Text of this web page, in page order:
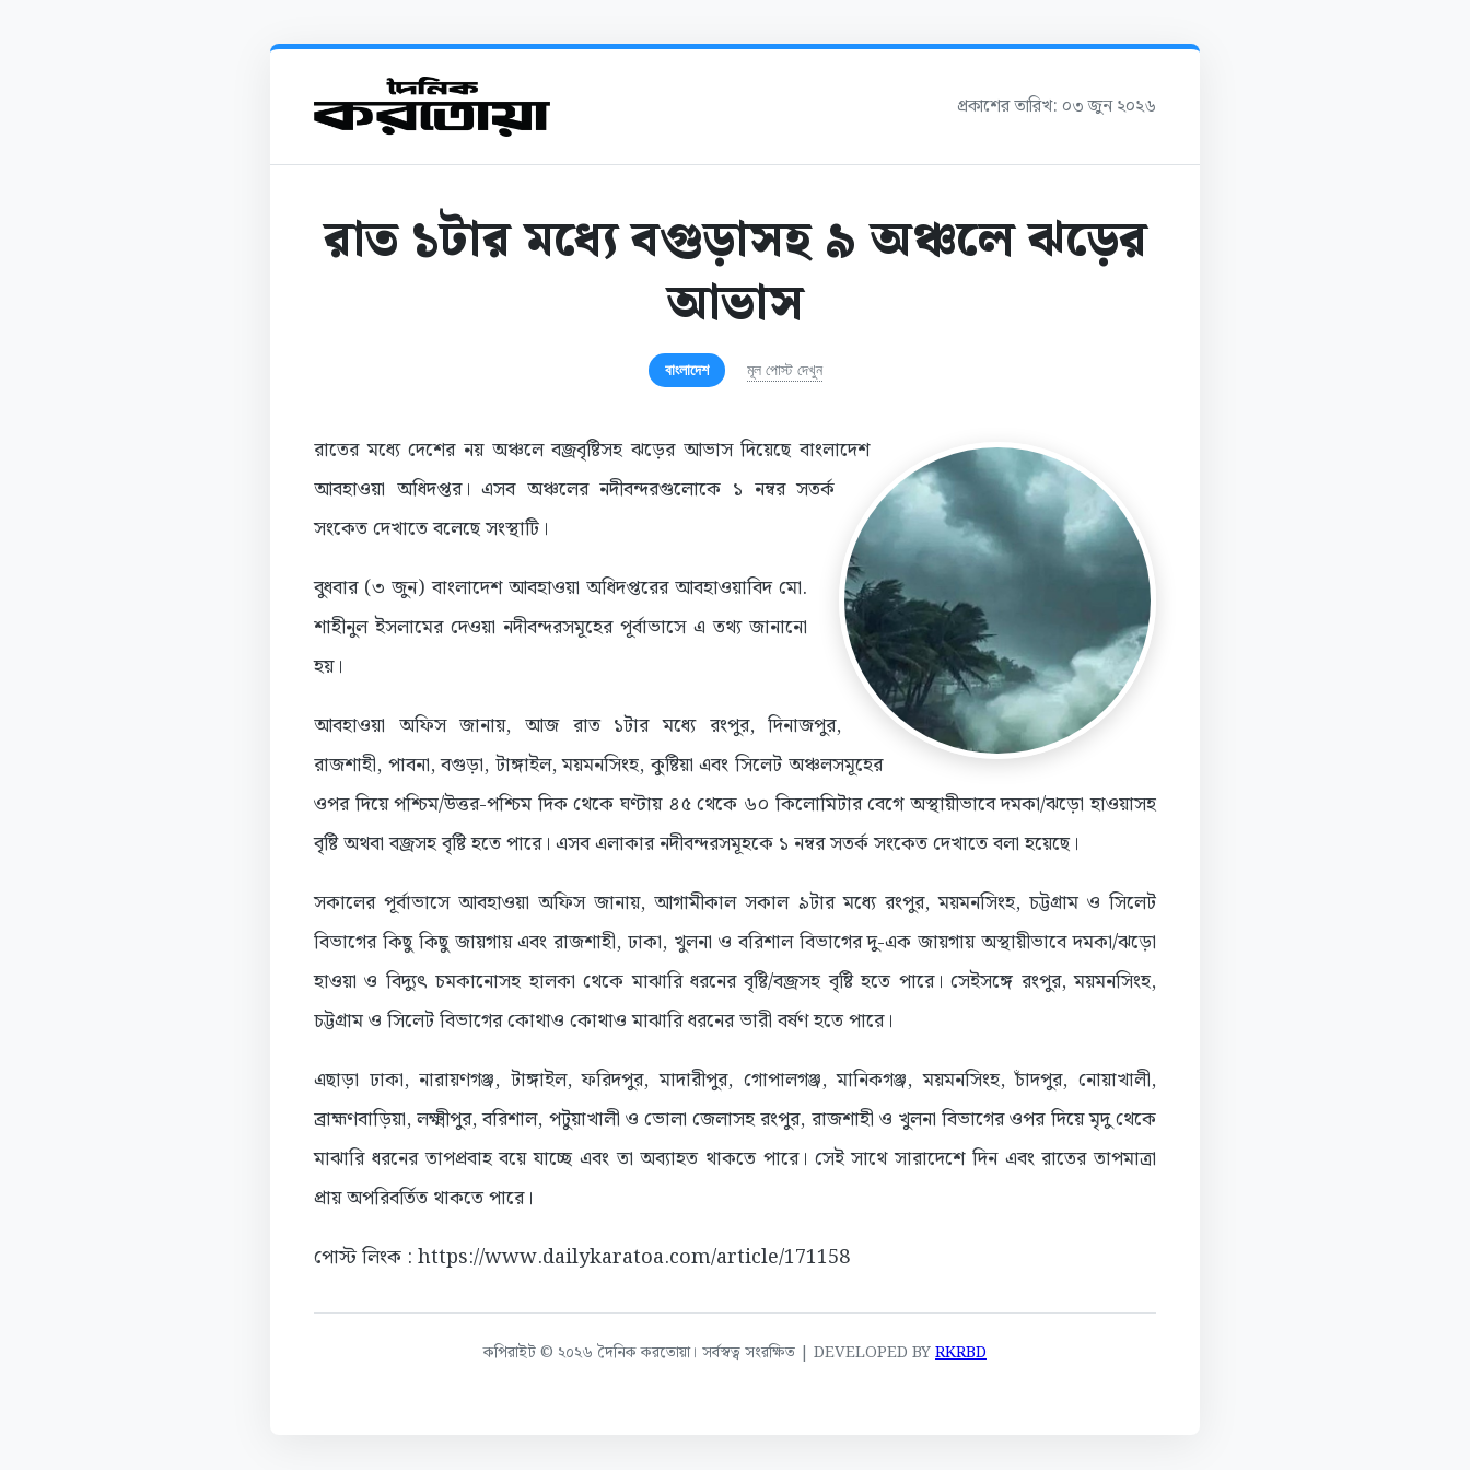
প্রকাশের তারিখ: ০৩ জুন ২০২৬
রাত ১টার মধ্যে বগুড়াসহ ৯ অঞ্চলে ঝড়ের
আভাস
বাংলাদেশ মূল পোস্ট দেখুন
রাতের মধ্যে দেশের নয় অঞ্চলে বজ্রবৃষ্টিসহ ঝড়ের আভাস দিয়েছে বাংলাদেশ
আবহাওয়া অধিদপ্তর। এসব অঞ্চলের নদীবন্দরগুলোকে ১ নম্বর সতর্ক
সংকেত দেখাতে বলেছে সংস্থাটি।
বুধবার (৩ জুন) বাংলাদেশ আবহাওয়া অধিদপ্তরের আবহাওয়াবিদ মো.
শাহীনুল ইসলামের দেওয়া নদীবন্দরসমূহের পূর্বাভাসে এ তথ্য জানানো
হয়।
আবহাওয়া অফিস জানায়, আজ রাত ১টার মধ্যে রংপুর, দিনাজপুর,
রাজশাহী, পাবনা, বগুড়া, টাঙ্গাইল, ময়মনসিংহ, কুষ্টিয়া এবং সিলেট অঞ্চলসমূহের
ওপর দিয়ে পশ্চিম/উত্তর-পশ্চিম দিক থেকে ঘণ্টায় ৪৫ থেকে ৬০ কিলোমিটার বেগে অস্থায়ীভাবে দমকা/ঝড়ো হাওয়াসহ
বৃষ্টি অথবা বজ্রসহ বৃষ্টি হতে পারে। এসব এলাকার নদীবন্দরসমূহকে ১ নম্বর সতর্ক সংকেত দেখাতে বলা হয়েছে।
সকালের পূর্বাভাসে আবহাওয়া অফিস জানায়, আগামীকাল সকাল ৯টার মধ্যে রংপুর, ময়মনসিংহ, চট্টগ্রাম ও সিলেট
বিভাগের কিছু কিছু জায়গায় এবং রাজশাহী, ঢাকা, খুলনা ও বরিশাল বিভাগের দু-এক জায়গায় অস্থায়ীভাবে দমকা/ঝড়ো
হাওয়া ও বিদ্যুৎ চমকানোসহ হালকা থেকে মাঝারি ধরনের বৃষ্টি/বজ্রসহ বৃষ্টি হতে পারে। সেইসঙ্গে রংপুর, ময়মনসিংহ,
চট্টগ্রাম ও সিলেট বিভাগের কোথাও কোথাও মাঝারি ধরনের ভারী বর্ষণ হতে পারে।
এছাড়া ঢাকা, নারায়ণগঞ্জ, টাঙ্গাইল, ফরিদপুর, মাদারীপুর, গোপালগঞ্জ, মানিকগঞ্জ, ময়মনসিংহ, চাঁদপুর, নোয়াখালী,
ব্রাহ্মণবাড়িয়া, লক্ষ্মীপুর, বরিশাল, পটুয়াখালী ও ভোলা জেলাসহ রংপুর, রাজশাহী ও খুলনা বিভাগের ওপর দিয়ে মৃদু থেকে
মাঝারি ধরনের তাপপ্রবাহ বয়ে যাচ্ছে এবং তা অব্যাহত থাকতে পারে। সেই সাথে সারাদেশে দিন এবং রাতের তাপমাত্রা
প্রায় অপরিবর্তিত থাকতে পারে।
পোস্ট লিংক : https://www.dailykaratoa.com/article/171158
কপিরাইট © ২০২৬ দৈনিক করতোয়া। সর্বস্বত্ব সংরক্ষিত | DEVELOPED BYRKRBD